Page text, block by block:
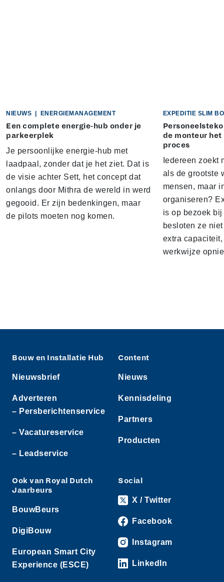
NIEUWS ENERGIEMANAGEMENT
Een complete energie-hub onder je
parkeerplek
Je persoonlijke energie-hub met
laadpaal, zonder dat je het ziet. Dat is
de visie achter Sett, het concept dat
onlangs door Mithra de wereld in werd
gegooid. Er zijn bedenkingen, maar
de pilots moeten nog komen.
EXPEDITIE SLIM
de monteur
proces
Iedereen zoekt
als de grootste
mensen, maar
organiseren?
is op bezoek
besloten ze
extra
werkwijze
Bouw en Installatie Hub
Nieuwsbrief
Adverteren
– Persberichtenservice
– Vacatureservice
– Leadservice
Content
Nieuws
Kennisdeling
Partners
Producten
Ook van Royal Dutch
Jaarbeurs
BouwBeurs
DigiBouw
European Smart City
Experience (ESCE)
Social
X / Twitter
Facebook
Instagram
LinkedIn